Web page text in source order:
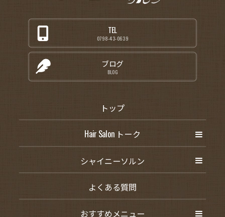
TEL
0798-43-0639
ブログ
BLOG
トップ
Hair Salon トーク
シャイニーソルン
よくある質問
おすすめメニュー